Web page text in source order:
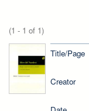
(1 - 1 of 1)
Title/Page
Creator